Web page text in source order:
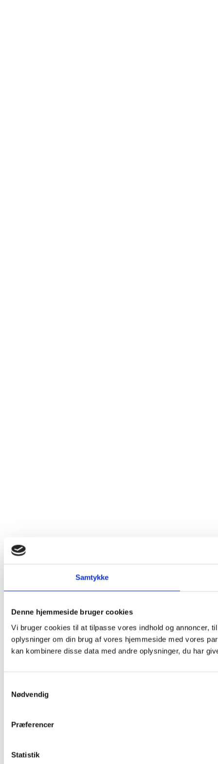
Samtykke
Denne hjemmeside bruger cookies
Vi bruger cookies til at tilpasse vores indhold og annoncer,
oplysninger om din brug af vores hjemmeside med vores
kan kombinere disse data med andre oplysninger, du har
Nødvendig
Præferencer
Statistik